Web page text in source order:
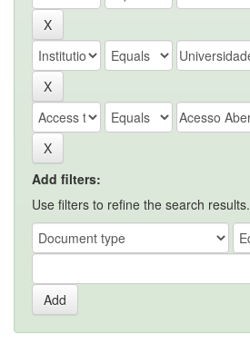
Add filters:
Use filters to refine the search results.